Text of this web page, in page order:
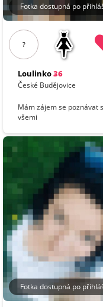
Fotka dostupná po
?
Loulinko36
České Budějovice
Mám zájem se poznávat
všemi
Fotka dostupná po